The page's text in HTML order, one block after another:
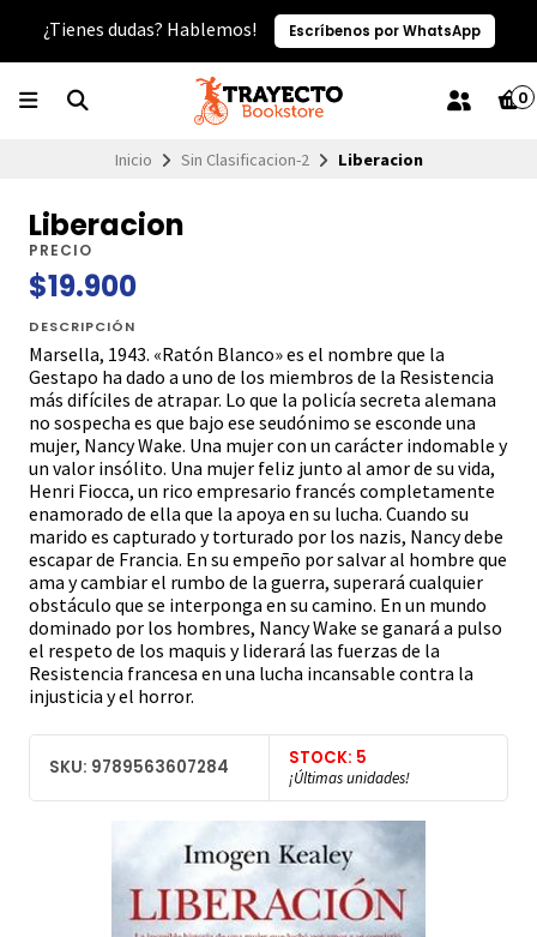
¿Tienes dudas? Hablemos! Escríbenos por WhatsApp
0
Inicio Sin Clasificacion-2 Liberacion
Liberacion
PRECIO
$19.900
DESCRIPCIÓN
Marsella, 1943. «Ratón Blanco» es el nombre que la
Gestapo ha dado a uno de los miembros de la Resistencia
más difíciles de atrapar. Lo que la policía secreta alemana
no sospecha es que bajo ese seudónimo se esconde una
mujer, Nancy Wake. Una mujer con un carácter indomable y
un valor insólito. Una mujer feliz junto al amor de su vida,
Henri Fiocca, un rico empresario francés completamente
enamorado de ella que la apoya en su lucha. Cuando su
marido es capturado y torturado por los nazis, Nancy debe
escapar de Francia. En su empeño por salvar al hombre que
ama y cambiar el rumbo de la guerra, superará cualquier
obstáculo que se interponga en su camino. En un mundo
dominado por los hombres, Nancy Wake se ganará a pulso
el respeto de los maquis y liderará las fuerzas de la
Resistencia francesa en una lucha incansable contra la
injusticia y el horror.
SKU: 9789563607284 STOCK: 5
¡Últimas unidades!